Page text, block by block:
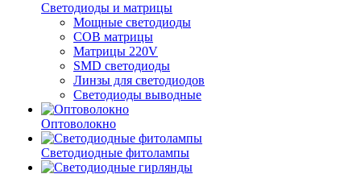
Светодиоды и матрицы
Мощные светодиоды
COB матрицы
Матрицы 220V
SMD светодиоды
Линзы для светодиодов
Светодиоды выводные
Оптоволокно
Светодиодные фитолампы